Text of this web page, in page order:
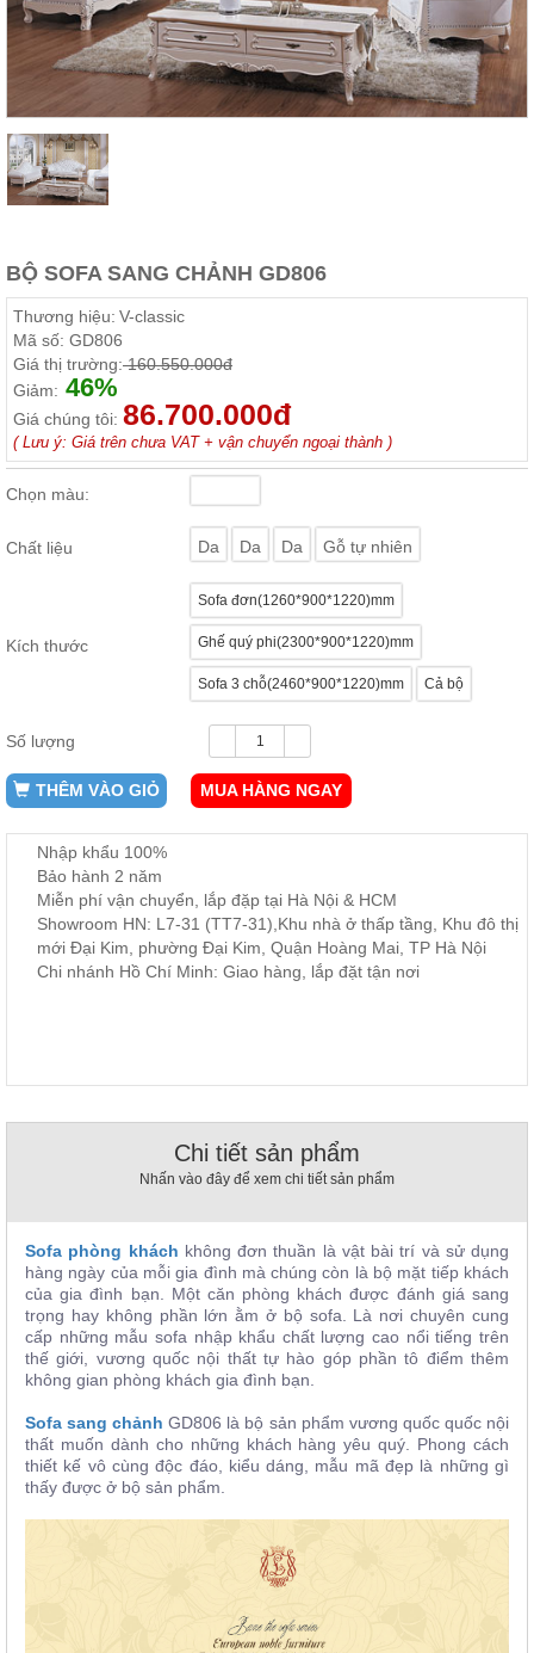
Thất
Phòng
Khách
Bàn
trà...
Nội
Phòng
Ngủ
Giường
áo, bàn
trang
điểm
Nội
Thất
ăn,
Công,
Vườn
Bàn
ghế
Phụ
Kiện
, đồ
trí
Nhà
Hàng
Hàng
BỘ SOFA SANG CHẢNH GD806
Thương hiệu: V-classic
Mã số: GD806
Giá thị trường:160.550.000đ
Giảm: 46%
Giá chúng tôi: 86.700.000đ
( Lưu ý: Giá trên chưa VAT + vận chuyển ngoại thành )
Chọn màu:
Chất liệu Da Da Da Gỗ tự nhiên
Kích thước
Sofa đơn(1260*900*1220)mm
Ghế quý phi(2300*900*1220)mm
Sofa 3 chỗ(2460*900*1220)mm Cả bộ
Số lượng
THÊM VÀO GIỎ MUA HÀNG NGAY
Nhập khẩu 100%
Bảo hành 2 năm
Miễn phí vận chuyển, lắp đặp tại Hà Nội & HCM
Showroom HN: L7-31 (TT7-31),Khu nhà ở thấp tầng, Khu đô thị
mới Đại Kim, phường Đại Kim, Quận Hoàng Mai, TP Hà Nội
Chi nhánh Hồ Chí Minh: Giao hàng, lắp đặt tận nơi
Chi tiết sản phẩm
Nhấn vào đây để xem chi tiết sản phẩm
Sofa phòng khách không đơn thuần là vật bài trí và sử dụng
hàng ngày của mỗi gia đình mà chúng còn là bộ mặt tiếp khách
của gia đình bạn. Một căn phòng khách được đánh giá sang
trọng hay không phần lớn ằm ở bộ sofa. Là nơi chuyên cung
cấp những mẫu sofa nhập khẩu chất lượng cao nổi tiếng trên
thế giới, vương quốc nội thất tự hào góp phần tô điểm thêm
không gian phòng khách gia đình bạn.
Sofa sang chảnhGD806 là bộ sản phẩm vương quốc quốc nội
thất muốn dành cho những khách hàng yêu quý. Phong cách
thiết kế vô cùng độc đáo, kiểu dáng, mẫu mã đẹp là những gì
thấy được ở bộ sản phẩm.